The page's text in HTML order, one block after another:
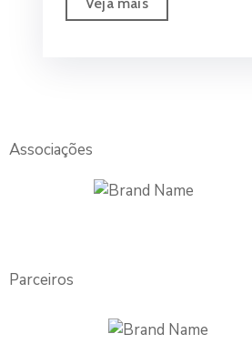
Associações
Parceiros